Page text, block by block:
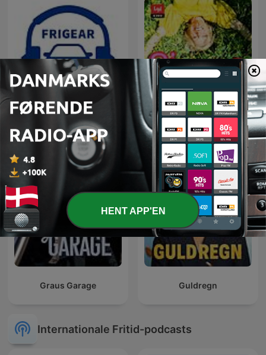
Frigear Signes have
Graus Garage Guldregn
Internationale Fritid-podcasts
HENT APP'EN